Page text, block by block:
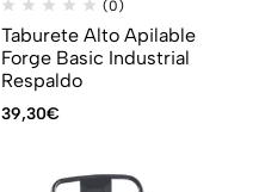
(0)
Taburete Alto Apilable
Forge Basic Industrial
Respaldo
39,30€